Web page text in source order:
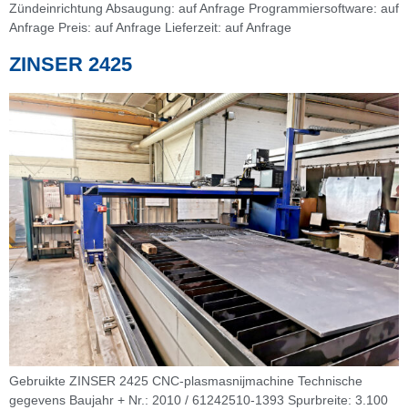
Zündeinrichtung Absaugung: auf Anfrage Programmiersoftware: auf
Anfrage Preis: auf Anfrage Lieferzeit: auf Anfrage
ZINSER 2425
Gebruikte ZINSER 2425 CNC-plasmasnijmachine Technische
gegevens Baujahr + Nr.: 2010 / 61242510-1393 Spurbreite: 3.100